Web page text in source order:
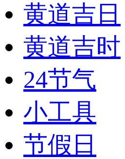
黄道吉日
黄道吉时
24节气
小工具
节假日